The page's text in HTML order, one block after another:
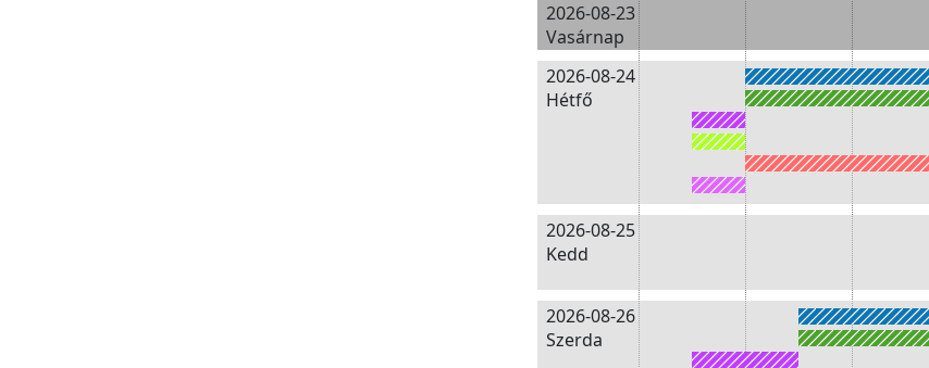
2026-08-23
Vasárnap
2026-08-24
Hétfő
2026-08-25
Kedd
2026-08-26
Szerda